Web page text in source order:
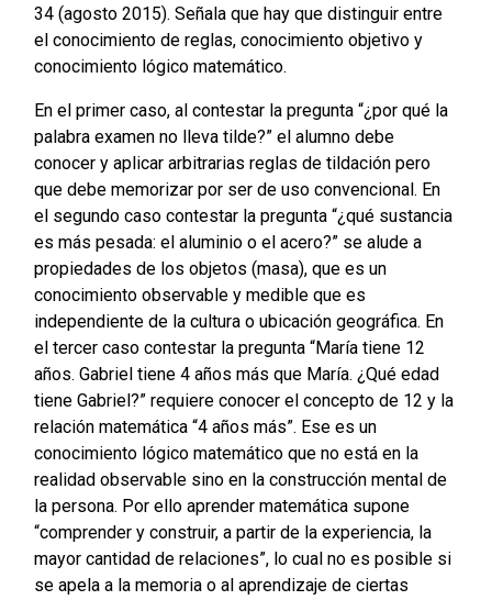
34 (agosto 2015). Señala que hay que distinguir entre
el conocimiento de reglas, conocimiento objetivo y
conocimiento lógico matemático.
En el primer caso, al contestar la pregunta “¿por qué la
palabra examen no lleva tilde?” el alumno debe
conocer y aplicar arbitrarias reglas de tildación pero
que debe memorizar por ser de uso convencional. En
el segundo caso contestar la pregunta “¿qué sustancia
es más pesada: el aluminio o el acero?” se alude a
propiedades de los objetos (masa), que es un
conocimiento observable y medible que es
independiente de la cultura o ubicación geográfica. En
el tercer caso contestar la pregunta “María tiene 12
años. Gabriel tiene 4 años más que María. ¿Qué edad
tiene Gabriel?” requiere conocer el concepto de 12 y la
relación matemática “4 años más”. Ese es un
conocimiento lógico matemático que no está en la
realidad observable sino en la construcción mental de
la persona. Por ello aprender matemática supone
“comprender y construir, a partir de la experiencia, la
mayor cantidad de relaciones”, lo cual no es posible si
se apela a la memoria o al aprendizaje de ciertas